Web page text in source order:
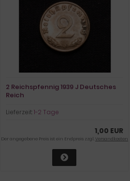
2 Reichspfennig 1939 J Deutsches
Reich
Lieferzeit:1-2 Tage
1,00 EUR
Der angegebene Preis ist ein Endpreis zzgl.Versandkosten